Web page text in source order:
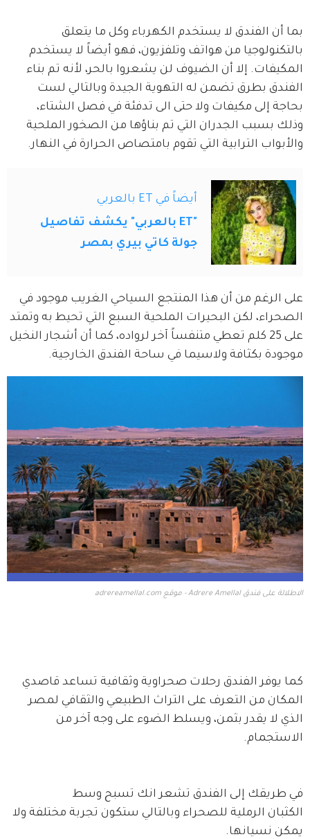
بما أن الفندق لا يستخدم الكهرباء وكل ما يتعلق
بالتكنولوجيا من هواتف وتلفزيون، فهو أيضاً لا يستخدم
المكيفات. إلا أن الضيوف لن يشعروا بالحر، لأنه تم بناء
الفندق بطرق تضمن له التهوية الجيدة وبالتالي لست
بحاجة إلى مكيفات ولا حتى الى تدفئة في فصل الشتاء،
وذلك بسبب الجدران التي تم بناؤها من الصخور الملحية
والأبواب الترابية التي تقوم بامتصاص الحرارة في النهار.
أيضاً في ET بالعربي
"ET بالعربي" يكشف تفاصيل
جولة كاتي بيري بمصر
على الرغم من أن هذا المنتجع السياحي الغريب موجود في
الصحراء، لكن البحيرات الملحية السبع التي تحيط به وتمتد
على 25 كلم تعطي متنفساً آخر لرواده، كما أن أشجار النخيل
موجودة بكثافة ولاسيما في ساحة الفندق الخارجية.
الاطلالة على فندق Adrere Amellal - موقع adrereamellal.com
كما يوفر الفندق رحلات صحراوية وثقافية تساعد قاصدي
المكان من التعرف على التراث الطبيعي والثقافي لمصر
الذي لا يقدر بثمن، ويسلط الضوء على وجه آخر من
الاستجمام.
في طريقك إلى الفندق تشعر انك تسبح وسط
الكثبان الرملية للصحراء وبالتالي ستكون تجربة مختلفة ولا
يمكن نسيانها.